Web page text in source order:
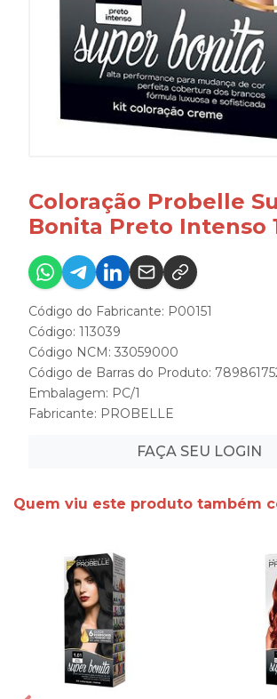
Coloração Probelle
Bonita Preto Intenso
Código do Fabricante: P00151
Código: 113039
Código NCM: 33059000
Código de Barras do Produto:
Embalagem: PC/1
Fabricante: PROBELLE
FAÇA SEU LOGIN
Quem viu este produto também